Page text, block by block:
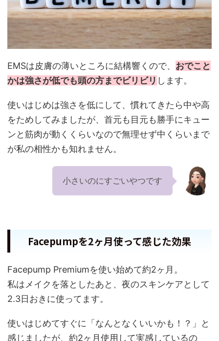
EMSは皮膚の薄いところに結構響くので、 おでこと
かは強さが低でも頭の方までビリビリ します。
使いはじめは強さを低にして、慣れてきたら中や高
をためしてみましたが、首元も目元も勝手にキュー
ンと筋肉が動くくらいなので無理せず中くらいまで
が私の相性かも知れません。
小さいのにすごいやつです
Facepumpを2ヶ月使って感じた効果
Facepump Premiumを使い始めて約2ヶ月。
私はメイクを落としたあと、夜のスキンケアとして
2.3日おきに使ってます。
使いはじめてすぐに「なんとなくいいかも！？」と
感じましたが、約2ヶ月使用して実感しているの